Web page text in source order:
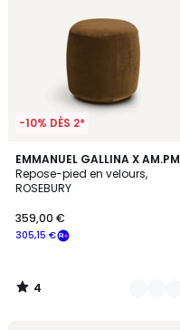
-10% DÈS 2*
EMMANUEL GALLINA X AM.PM
Repose-pied en velours,
ROSEBURY
305,15 €
359,00 €
4
/
5
9
Couleurs
4
/